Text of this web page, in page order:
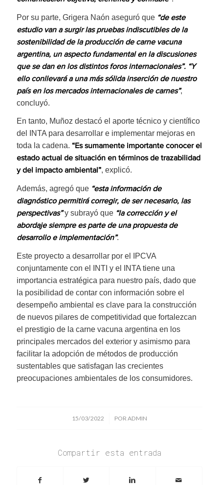
Por su parte, Grigera Naón aseguró que “de este
estudio van a surgir las pruebas indiscutibles de la
sostenibilidad de la producción de carne vacuna
argentina, un aspecto fundamental en la discusiones
que se dan en los distintos foros internacionales”. “Y
ello conllevará a una más sólida inserción de nuestro
país en los mercados internacionales de carnes”,
concluyó.
En tanto, Muñoz destacó el aporte técnico y científico
del INTA para desarrollar e implementar mejoras en
toda la cadena. “Es sumamente importante conocer el
estado actual de situación en términos de trazabilidad
y del impacto ambiental”, explicó.
Además, agregó que “esta información de
diagnóstico permitirá corregir, de ser necesario, las
perspectivas”y subrayó que “la corrección y el
abordaje siempre es parte de una propuesta de
desarrollo e implementación”.
Este proyecto a desarrollar por el IPCVA
conjuntamente con el INTI y el INTA tiene una
importancia estratégica para nuestro país, dado que
la posibilidad de contar con información sobre el
desempeño ambiental es clave para la construcción
de nuevos pilares de competitividad que fortalezcan
el prestigio de la carne vacuna argentina en los
principales mercados del exterior y asimismo para
facilitar la adopción de métodos de producción
sustentables que satisfagan las crecientes
preocupaciones ambientales de los consumidores.
15/03/2022
/ POR ADMIN
Compartir esta entrada